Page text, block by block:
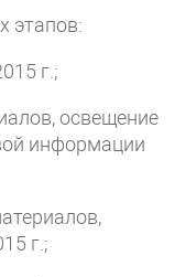
этапов:
г.;
освещение
информации
г.;